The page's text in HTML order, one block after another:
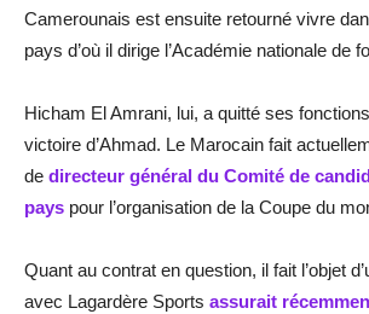
Camerounais est ensuite retourné vivre
pays d’où il dirige l’Académie nationale de
Hicham El Amrani, lui, a quitté ses
victoire d’Ahmad. Le Marocain fait
de directeur général du Comité de
pays pour l’organisation de la Coupe du
Quant au contrat en question, il fait l’objet
avec Lagardère Sports assurait